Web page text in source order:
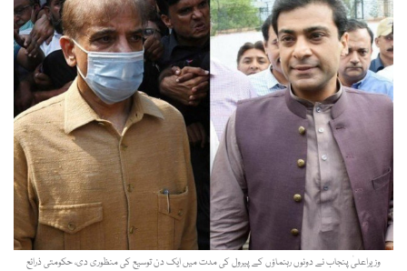
وزیراعلیٰ پنجاب نے دونوں رہنماؤں کے پیرول کی مدت میں ایک دن توسیع کی منظوری دی، حکومتی ذرائع